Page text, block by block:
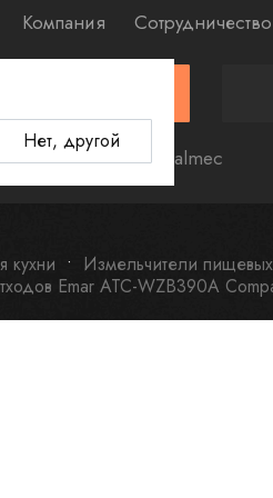
Нет, другой
Компания Сотрудничество
Omoikiri Falmec
кухни
Измельчители
Emar ATC-WZB390A